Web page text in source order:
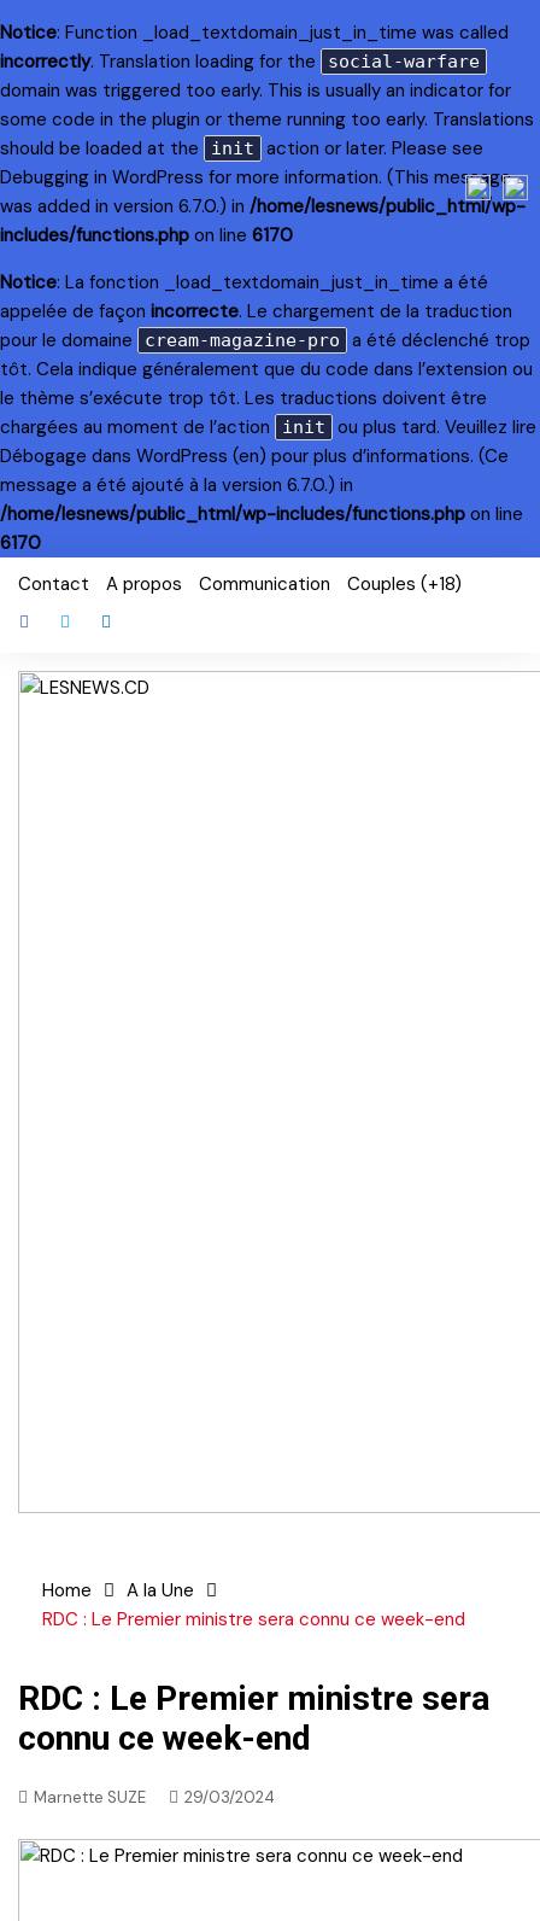
Notice: Function _load_textdomain_just_in_time was called
incorrectly. Translation loading for the social-warfare
domain was triggered too early. This is usually an indicator for
some code in the plugin or theme running too early. Translations
should be loaded at the
init
action or later. Please see
Debugging in WordPress for more information. (This message
was added in version 6.7.0.) in /home/lesnews/public_html/wp-
includes/functions.php on line 6170
Notice: La fonction _load_textdomain_just_in_time a été
appelée de façon incorrecte. Le chargement de la traduction
pour le domaine
cream-magazine-pro
a été déclenché trop
tôt. Cela indique généralement que du code dans l’extension ou
le thème s’exécute trop tôt. Les traductions doivent être
chargées au moment de l’action
init
ou plus tard. Veuillez lire
Débogage dans WordPress (en) pour plus d’informations. (Ce
message a été ajouté à la version 6.7.0.) in
/home/lesnews/public_html/wp-includes/functions.php on line
6170
Skip
content
Contact A propos Communication Couples (+18)
Home
A la Une
RDC : Le Premier ministre sera connu ce week-end
RDC : Le Premier ministre sera
connu ce week-end
Marnette SUZE 29/03/2024